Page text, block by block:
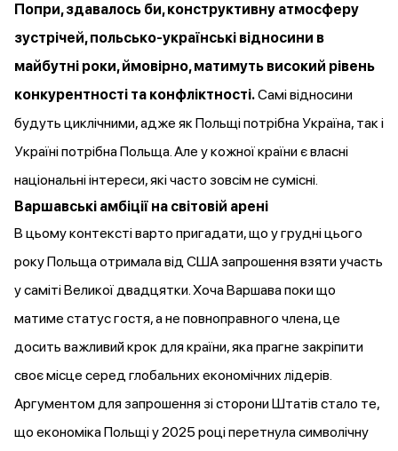
Попри, здавалось би, конструктивну атмосферу
зустрічей, польсько-українські відносини в
майбутні роки, ймовірно, матимуть високий рівень
конкурентності та конфліктності.Самі відносини
будуть циклічними, адже як Польщі потрібна Україна, так і
Україні потрібна Польща. Але у кожної країни є власні
національні інтереси, які часто зовсім не сумісні.
Варшавські амбіції на світовій арені
В цьому контексті варто пригадати, що у грудні цього
року Польщаотрималавід США запрошення взяти участь
у саміті Великої двадцятки. Хоча Варшава поки що
матиме статус гостя, а не повноправного члена, це
досить важливий крок для країни, яка прагне закріпити
своє місце серед глобальних економічних лідерів.
Аргументом для запрошення зі сторони Штатів стало те,
що економіка Польщі у 2025 роціперетнуласимволічну